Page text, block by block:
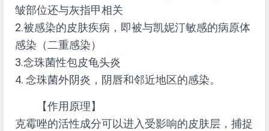
皱部位还与灰指甲相关
2.被感染的皮肤疾病，即被与凯妮汀敏感的病原体
感染（二重感染）
3.念珠菌性包皮龟头炎
4. 念珠菌外阴炎，阴唇和邻近地区的感染。
【作用原理】
克霉唑的活性成分可以进入受影响的皮肤层，捕捉